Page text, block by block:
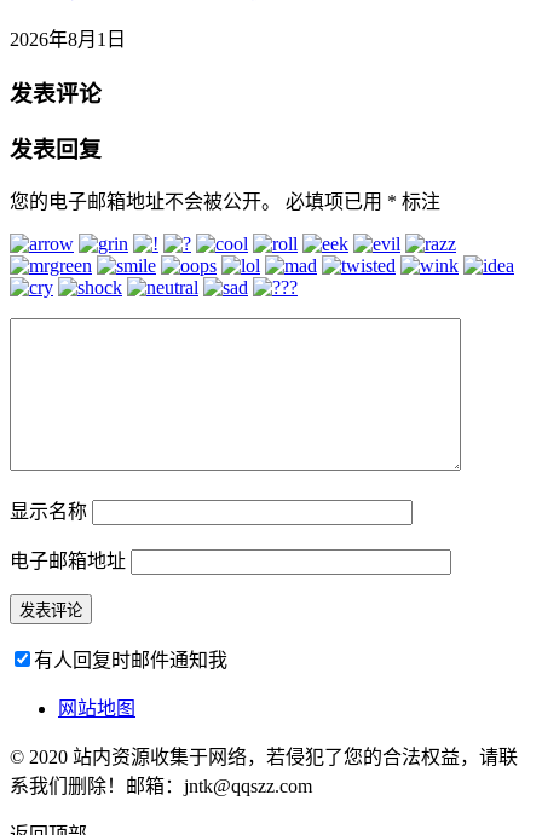
2026年8月1日
发表评论
发表回复
您的电子邮箱地址不会被公开。 必填项已用 * 标注
显示名称
电子邮箱地址
有人回复时邮件通知我
网站地图
© 2020 站内资源收集于网络，若侵犯了您的合法权益，请联
系我们删除！邮箱：jntk@qqszz.com